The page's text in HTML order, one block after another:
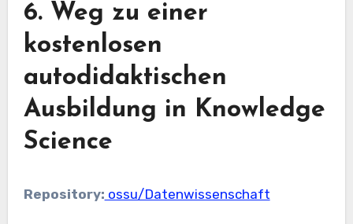
6. Weg zu einer
kostenlosen
autodidaktischen
Ausbildung in Knowledge
Science
Repository: ossu/Datenwissenschaft